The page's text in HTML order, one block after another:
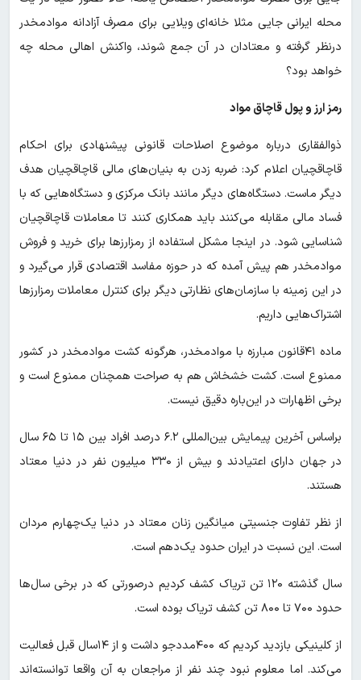
محله ایرانی جایی مثلا خانه‌ای ویلایی برای مصرف آزادانه موادمخدر
درنظر گرفته و معتادان در آن جمع شوند، واکنش اهالی محله چه
خواهد بود؟
رمز ارز و پول قاچاق مواد
ذوالفقاری درباره موضوع اصلاحات قانونی پیشنهادی برای احکام
قاچاقچیان اعلام کرد: ضربه زدن به بنیان‌های مالی قاچاقچیان هدف
دیگر ماست. دستگاه‌های دیگر مانند بانک مرکزی و دستگاه‌هایی که با
فساد مالی مقابله می‌کنند باید همکاری کنند تا معاملات قاچاقچیان
شناسایی شود. در اینجا مشکل استفاده از رمزارزها برای خرید و فروش
موادمخدر هم پیش آمده که در حوزه مفاسد اقتصادی قرار می‌گیرد و
در این زمینه با سازمان‌های نظارتی دیگر برای کنترل معاملات رمزارزها
اشتراک‌هایی داریم.
ماده ۴۱قانون مبارزه با موادمخدر، هرگونه کشت موادمخدر در کشور
ممنوع است. کشت خشخاش هم به صراحت همچنان ممنوع است و
برخی اظهارات در این‌باره دقیق نیست.
براساس آخرین پیمایش بین‌المللی ۶.۲ درصد افراد بین ۱۵ تا ۶۵ سال
در جهان دارای اعتیادند و بیش از ۳۳۰ میلیون نفر در دنیا معتاد
هستند.
از نظر تفاوت جنسیتی میانگین زنان معتاد در دنیا یک‌چهارم مردان
است. این نسبت در ایران حدود یک‌دهم است.
سال گذشته ۱۲۰ تن تریاک کشف کردیم درصورتی که در برخی سال‌ها
حدود ۷۰۰ تا ۸۰۰ تن کشف تریاک بوده است.
از کلینیکی بازدید کردیم که ۴۰۰مددجو داشت و از ۱۴سال قبل فعالیت
می‌کند. اما معلوم نبود چند نفر از مراجعان به آن واقعا توانسته‌اند